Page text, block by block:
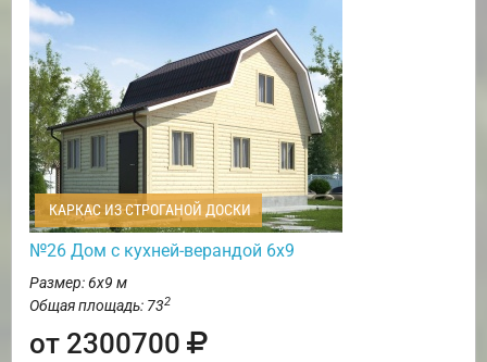
КАРКАС ИЗ СТРОГАНОЙ ДОСКИ
№26 Дом с кухней-верандой 6х9
Размер: 6х9 м
Общая площадь: 732
от 2300700